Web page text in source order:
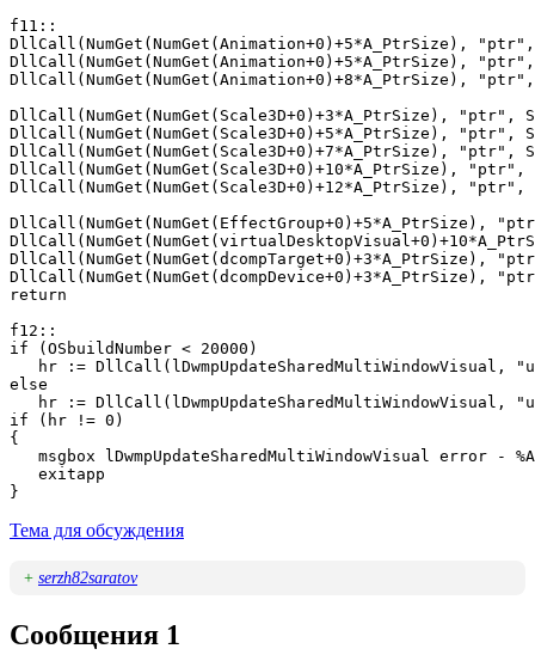
f11::
DllCall(NumGet(NumGet(Animation+0)+8*A_PtrSize),
DllCall(NumGet(NumGet(Scale3D+0)+3*A_PtrSize),
DllCall(NumGet(NumGet(Scale3D+0)+5*A_PtrSize),
DllCall(NumGet(NumGet(Scale3D+0)+7*A_PtrSize),
DllCall(NumGet(NumGet(Scale3D+0)+10*A_PtrSize),
DllCall(NumGet(NumGet(Scale3D+0)+12*A_PtrSize),
DllCall(NumGet(NumGet(EffectGroup+0)+5*A_PtrSize),
DllCall(NumGet(NumGet(dcompDevice+0)+3*A_PtrSize),
return
f12::
if (OSbuildNumber < 20000)
hr := DllCall(lDwmpUpdateSharedMultiWindowVisual,
else
hr := DllCall(lDwmpUpdateSharedMultiWindowVisual,
if (hr != 0)
{
msgbox lDwmpUpdateSharedMultiWindowVisual error -
   exitapp
}
Тема для обсуждения
+ serzh82saratov
Сообщения 1